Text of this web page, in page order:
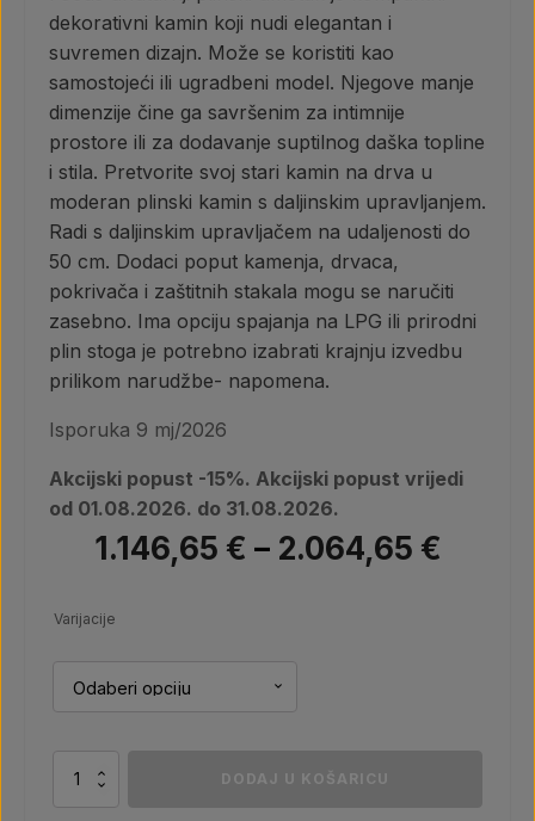
dekorativni kamin koji nudi elegantan i
suvremen dizajn. Može se koristiti kao
samostojeći ili ugradbeni model. Njegove manje
dimenzije čine ga savršenim za intimnije
prostore ili za dodavanje suptilnog daška topline
i stila. Pretvorite svoj stari kamin na drva u
moderan plinski kamin s daljinskim upravljanjem.
Radi s daljinskim upravljačem na udaljenosti do
50 cm. Dodaci poput kamenja, drvaca,
pokrivača i zaštitnih stakala mogu se naručiti
zasebno. Ima opciju spajanja na LPG ili prirodni
plin stoga je potrebno izabrati krajnju izvedbu
prilikom narudžbe- napomena.
Isporuka 9 mj/2026
Akcijski popust -15%. Akcijski popust vrijedi
od 01.08.2026. do 31.08.2026.
1.146,65 € – 2.064,65 €
Varijacije
Italkero
DODAJ U KOŠARICU